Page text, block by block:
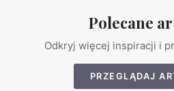
Polecane
Odkryj więcej inspiracji i
PRZEGLĄDAJ